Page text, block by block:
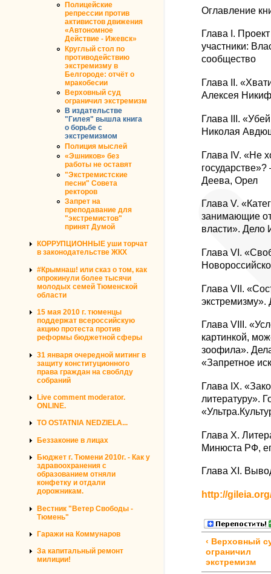
Полицейские
репрессии против
активистов движения
«Автономное
Действие - Ижевск»
Круглый стол по
противодействию
экстремизму в
Белгороде: отчёт о
мракобесии
Верховный суд
ограничил экстремизм
В издательстве
"Гилея" вышла книга
о борьбе с
экстремизмом
Полиция мыслей
«Эшников» без
работы не оставят
"Экстремистские
песни" Совета
ректоров
Запрет на
преподавание для
"экстремистов"
принят Думой
КОРРУПЦИОННЫЕ уши торчат
в законодательстве ЖКХ
#Крымнаш! или сказ о том, как
опрокинули более тысячи
молодых семей Тюменской
области
15 мая 2010 г. тюменцы
поддержат всероссийскую
акцию протеста против
реформы бюджетной сферы
31 января очередной митинг в
защиту конституционного
права граждан на своблду
собраний
Live comment moderator.
ONLINE.
TO OSTATNIA NEDZIELA...
Беззаконие в лицах
Бюджет г. Тюмени 2010г. - Как у
здравоохранения с
образованием отняли
конфетку и отдали
дорожникам.
Вестник "Ветер Свободы -
Тюмень"
Гаражи на Коммунаров
За капитальный ремонт
милиции!
Оглавление
Глава I.
участники:
сообщество
Глава II.
Алексея
Глава III.
Николая
Глава IV. «Не
Деева, Орел
Глава V.
занимающие
власти». Дело
Глава VI.
Глава VII.
Глава VIII.
картинкой,
зоофила».
«Запретное
Глава IX.
литературу».
Глава X.
Минюста РФ,
Глава XI.
http://
‹ Верховный
ограничил
экстремизм